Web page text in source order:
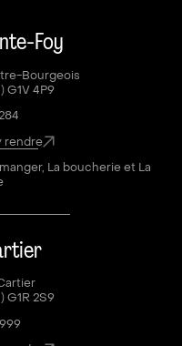
Foy
Bourgeois
G1V 4P9
rendre
La boucherie et La
G1R 2S9